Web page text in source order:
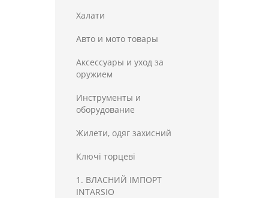
Халати
Авто и мото товары
Аксессуары и уход за
оружием
Инструменты и
оборудование
Жилети, одяг захисний
Ключі торцеві
1. ВЛАСНИЙ ІМПОРТ
INTARSIO